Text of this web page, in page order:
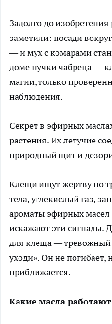
Задолго до
заметили: посади
— и мух с комарами
доме пучки чабреца —
магии, только
наблюдения.
Секрет в эфирных
растения. Их летучие
природный щит и
Клещи ищут жертву по
тела, углекислый газ,
ароматы эфирных
искажают эти сигналы.
для клеща — тревожный
уходи». Он не погибает,
приближается.
Какие масла